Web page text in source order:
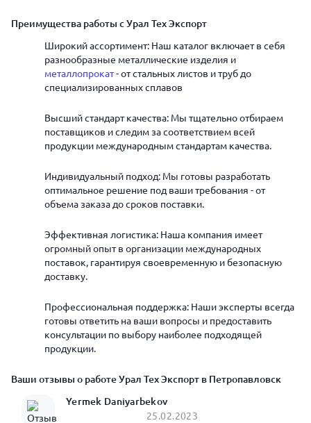
Преимущества работы с Урал Тех Экспорт
Широкий ассортимент: Наш каталог включает в себя
разнообразные металлические изделия и
металлопрокат- от стальных листов и труб до
специализированных сплавов
Высший стандарт качества: Мы тщательно отбираем
поставщиков и следим за соответствием всей
продукции международным стандартам качества.
Индивидуальный подход: Мы готовы разработать
оптимальное решение под ваши требования - от
объема заказа до сроков поставки.
Эффективная логистика: Наша компания имеет
огромный опыт в организации международных
поставок, гарантируя своевременную и безопасную
доставку.
Профессиональная поддержка: Наши эксперты всегда
готовы ответить на ваши вопросы и предоставить
консультации по выбору наиболее подходящей
продукции.
Ваши отзывы о работе Урал Тех Экспорт в Петропавловск
Yermek Daniyarbekov
25.02.2023